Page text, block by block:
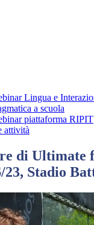
Lingua e
a scuola
piattaforma RIPIT
attività
di Ultimate
23, Stadio